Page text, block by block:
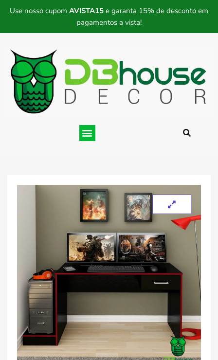
Use nosso cupom AVISTA15 e garanta 15% de desconto em
pagamentos a vista!